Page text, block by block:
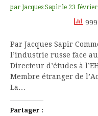
par Jacques Sapir le 23 février
Par Jacques Sapir
l’industrie russe face
Directeur d’études à
Membre étranger de
La…
Partager :